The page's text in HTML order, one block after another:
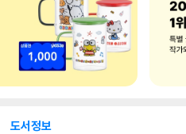
도서정보